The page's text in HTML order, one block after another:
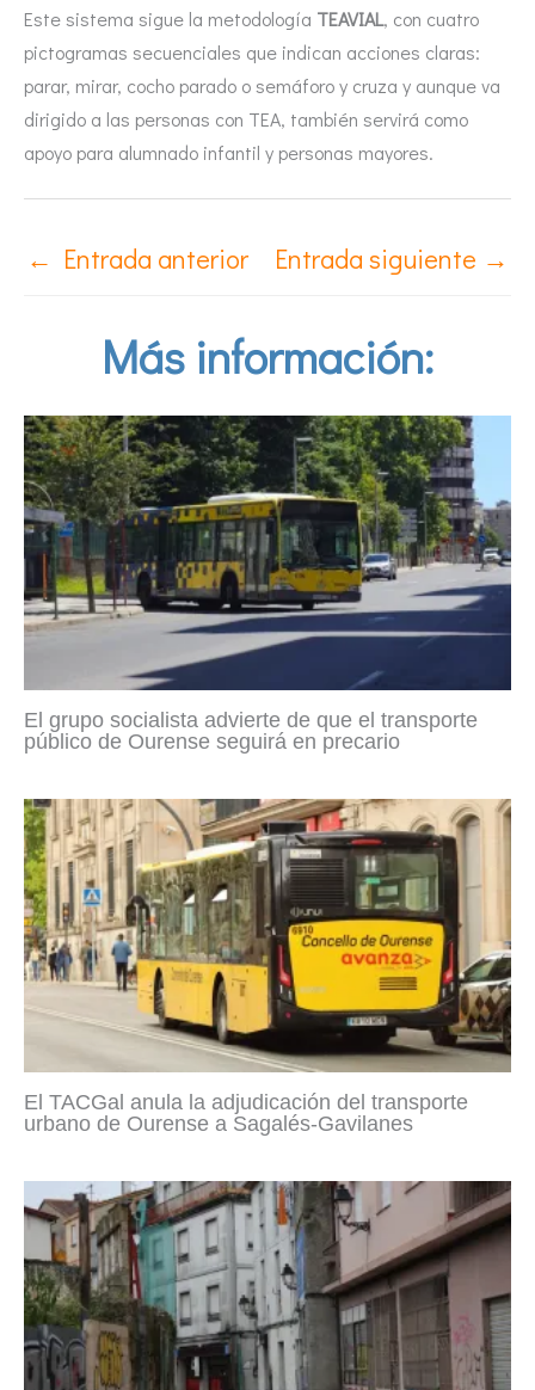
Este sistema sigue la metodología TEAVIAL, con cuatro
pictogramas secuenciales que indican acciones claras:
parar, mirar, cocho parado o semáforo y cruza y aunque va
dirigido a las personas con TEA, también servirá como
apoyo para alumnado infantil y personas mayores.
← Entrada anterior Entrada siguiente →
Más información:
El grupo socialista advierte de que el transporte
público de Ourense seguirá en precario
El TACGal anula la adjudicación del transporte
urbano de Ourense a Sagalés-Gavilanes